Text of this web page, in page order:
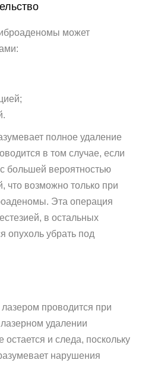
может
полное удаление
в том случае, если
большей вероятностью
что возможно только при
Эта операция
в остальных
опухоль убрать под
проводится при
удалении
и следа, поскольку
нарушения